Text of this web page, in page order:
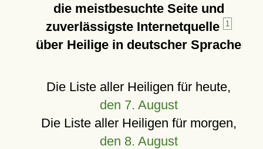
die meistbesuchte Seite und
zuverlässigste Internetquelle
1
über Heilige in deutscher Sprache
Die Liste aller Heiligen für heute,
den 7. August
Die Liste aller Heiligen für morgen,
den 8. August